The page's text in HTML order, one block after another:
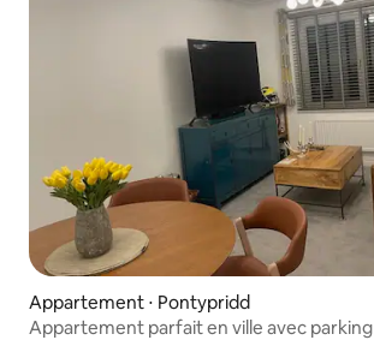
Appartement ⋅ Pontypridd
Appartement parfait en ville avec parking